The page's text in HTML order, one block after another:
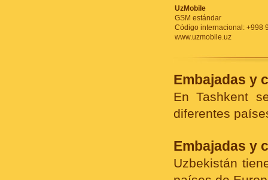
UzMobile
GSM estándar
Código internacional: +998
www.uzmobile.uz
Embajadas y
En Tashkent
diferentes
Embajadas y
Uzbekistán